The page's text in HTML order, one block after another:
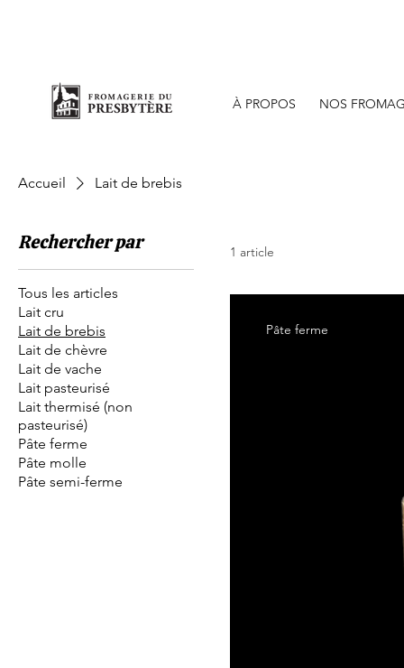
À PROPOS NOS
Accueil Lait de brebis
Rechercher par
Tous les articles
Lait cru
Lait de brebis
Lait de chèvre
Lait de vache
Lait pasteurisé
Lait thermisé (non
pasteurisé)
Pâte ferme
Pâte molle
Pâte semi-ferme
1 article
Pâte ferme